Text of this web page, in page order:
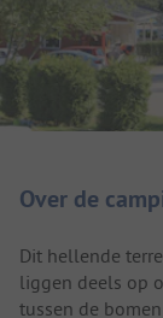
Over de
Dit hellende
liggen deels op
tussen de